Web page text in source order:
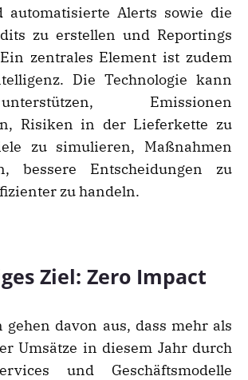
automatisierte Alerts sowie die
zu erstellen und Reportings
zentrales Element ist zudem
Die Technologie kann
Emissionen
Risiken in der Lieferkette zu
zu simulieren, Maßnahmen
bessere Entscheidungen zu
zu handeln.
Ziel: Zero Impact
gehen davon aus, dass mehr als
Umsätze in diesem Jahr durch
und Geschäftsmodelle